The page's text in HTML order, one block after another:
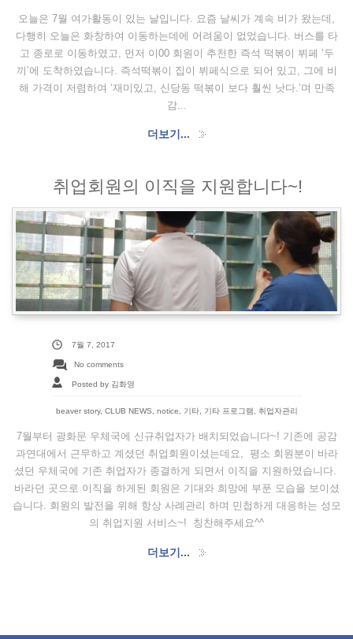
오늘은 7월 여가활동이 있는 날입니다. 요즘 날씨가 계속 비가 왔는데,
다행히 오늘은 화창하여 이동하는데에 어려움이 없었습니다. 버스를 타
고 종로로 이동하였고, 먼저 이00 회원이 추천한 즉석 떡볶이 뷔페 ‘두
끼’에 도착하였습니다. 즉석떡볶이 집이 뷔페식으로 되어 있고, 그에 비
해 가격이 저렴하여 ‘재미있고, 신당동 떡볶이 보다 훨씬 낫다.’며 만족
감...
더보기...
취업회원의 이직을 지원합니다~!
7월 7, 2017
No comments
Posted by 김화영
beaver story, CLUB NEWS, notice, 기타, 기타 프로그램, 취업자관리
7월부터 광화문 우체국에 신규취업자가 배치되었습니다~! 기존에 공감
과연대에서 근무하고 계셨던 취업회원이셨는데요, 평소 회원분이 바라
셨던 우체국에 기존 취업자가 종결하게 되면서 이직을 지원하였습니다.
바라던 곳으로 이직을 하게된 회원은 기대와 희망에 부푼 모습을 보이셨
습니다. 회원의 발전을 위해 항상 사례관리 하며 민첩하게 대응하는 성모
의 취업지원 서비스~! 칭찬해주세요^^
더보기...